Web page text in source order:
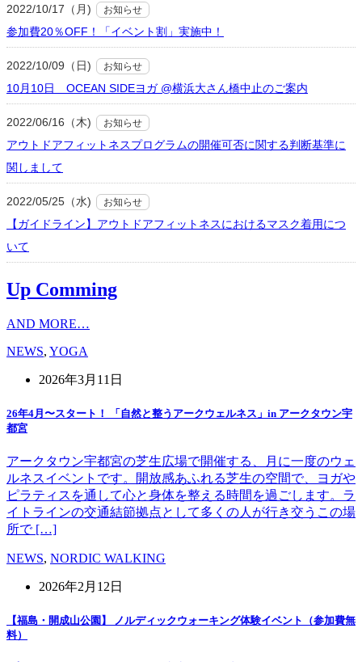
2022/10/17（月) お知らせ
参加費20％OFF！「イベント割」実施中！
2022/10/09（日) お知らせ
10月10日 OCEAN SIDEヨガ @横浜大さん橋中止のご案内
2022/06/16（木) お知らせ
アウトドアフィットネスプログラムの開催可否に関する判断基準に
関しまして
2022/05/25（水) お知らせ
【ガイドライン】アウトドアフィットネスにおけるマスク着用につ
いて
Up Comming
AND MORE…
NEWS, YOGA
2026年3月11日
26年4月〜スタート！ 「自然と整うアークウェルネス」in アークタウン宇
都宮
アークタウン宇都宮の芝生広場で開催する、月に一度のウェ
ルネスイベントです。開放感あふれる芝生の空間で、ヨガや
ピラティスを通して心と身体を整える時間を過ごします。ラ
イトラインの交通結節拠点として多くの人が行き交うこの場
所で […]
NEWS, NORDIC WALKING
2026年2月12日
【福島・開成山公園】 ノルディックウォーキング体験イベント（参加費無
料）